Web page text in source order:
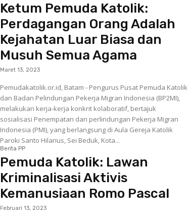
Ketum Pemuda Katolik:
Perdagangan Orang Adalah
Kejahatan Luar Biasa dan
Musuh Semua Agama
Maret 13, 2023
Pemudakatolik.or.id, Batam - Pengurus Pusat Pemuda Katolik
dan Badan Pelindungan Pekerja Migran Indonesia (BP2MI),
melakukan kerja-kerja konkrit kolaboratif, bertajuk
sosialisasi Penempatan dan perlindungan Pekerja Migran
Indonesia (PMI), yang berlangsung di Aula Gereja Katolik
Paroki Santo Hilarius, Sei Beduk, Kota...
Berita PP
Pemuda Katolik: Lawan
Kriminalisasi Aktivis
Kemanusiaan Romo Pascal
Februari 13, 2023